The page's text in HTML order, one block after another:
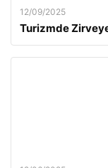
12/09/2025
Turizmde